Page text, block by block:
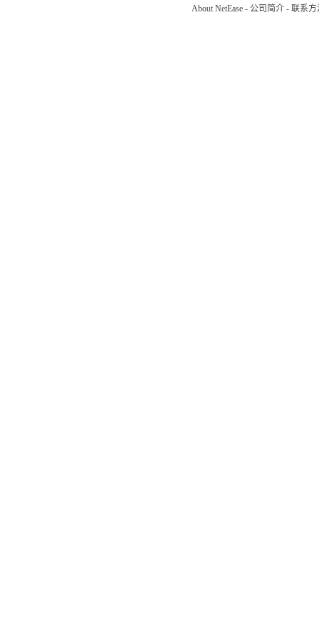
About NetEase - 公司简介 - 联系方